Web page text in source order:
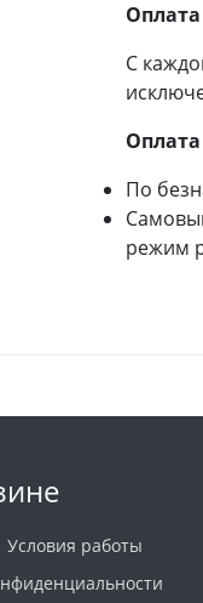
С
По
режим
Условия работы